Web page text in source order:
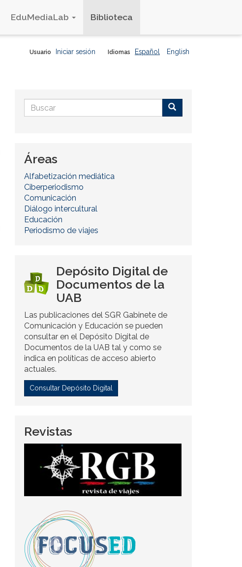
EduMediaLab Biblioteca
Idiomas Español English
Usuario Iniciar sesión
Formulario
de
Áreas
Alfabetización mediática
Ciberperiodismo
Comunicación
Diálogo intercultural
Educación
Periodismo de viajes
Depósito Digital de
Documentos de la
UAB
Las publicaciones del SGR Gabinete de
Comunicación y Educación se pueden
consultar en el Depósito Digital de
Documentos de la UAB tal y como se
indica en políticas de acceso abierto
actuales.
Consultar Depósito Digital
Revistas